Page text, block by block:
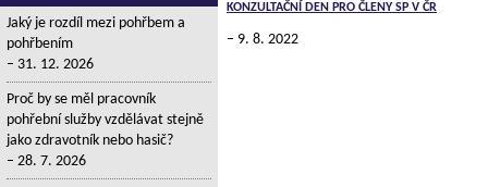
KONZULTAČNÍ DEN PRO ČLENY SP V ČR
9. 8. 2022
Jaký je rozdíl mezi pohřbem a
pohřbením
31. 12. 2026
Proč by se měl pracovník
pohřební služby vzdělávat stejně
jako zdravotník nebo hasič?
28. 7. 2026